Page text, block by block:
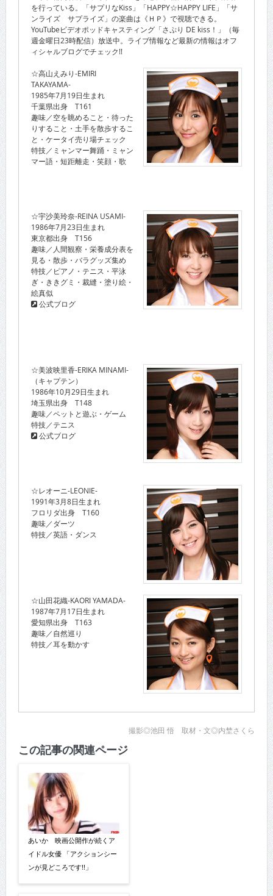
を行っている。「サプリなKiss」「HAPPY☆HAPPY LIFE」「サ
ンライズ サプライズ」の楽曲は《ＨＰ》で視聴できる。
YouTubeビデオポッドキャスティング「さぷり DE kiss！」（毎
週金曜日23時配信）放送中。ライブ情報など最新の情報はオフ
ィシャルブログでチェック!!
☆高山えみり-EMIRI
TAKAYAMA-
1985年7月19日生まれ
千葉県出身 T161
趣味／空を眺めること・待った
りすること・土手を散歩するこ
と・ケータイ売り場チェック
特技／ミャンマー舞踊・ミャン
マー語・短距離走・笑顔・歌
☆宇沙美玲奈-REINA USAMI-
1986年7月23日生まれ
東京都出身 T156
趣味／人間観察・栄養成分表を
見る・散歩・バラグッズ集め
特技／ピアノ・テニス・平泳
ぎ・ききグミ・裁縫・塗り絵・
絵真似
公式ブログ
☆美波映里香-ERIKA MINAMI-
（キャプテン）
1986年10月29日生まれ
埼玉県出身 T148
趣味／ペットと遊ぶ・ゲーム
特技／テニス
公式ブログ
☆レオーニ-LEONIE-
1991年3月8日生まれ
フロリダ出身 T160
趣味／ダーツ
特技／英語・ダンス
☆山田花織-KAORI YAMADA-
1987年7月17日生まれ
愛知県出身 T163
趣味／自然巡り
特技／耳を動かす
撮影◎池田 悟 取材・文◎内埜さくら
この記事の関連ページ
あいか 映画公開作が続くア
イドル女優 「アクションシー
ンが見どころです!!」